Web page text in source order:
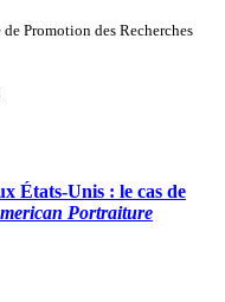
Promotion des Recherches
États-Unis : le cas de
Portraiture